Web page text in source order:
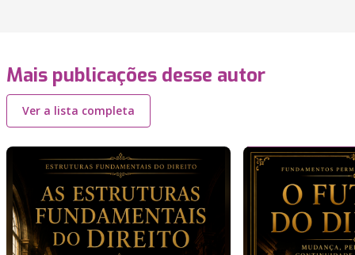
Mais publicações desse autor
Ver a lista completa